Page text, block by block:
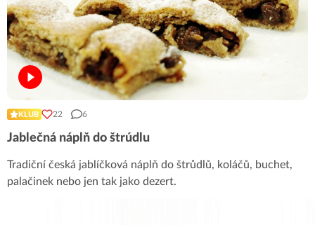
KLUB 22 6
Jablečná náplň do štrúdlu
Tradiční česká jablíčková náplň do štrůdlů, koláčů, buchet,
palačinek nebo jen tak jako dezert.